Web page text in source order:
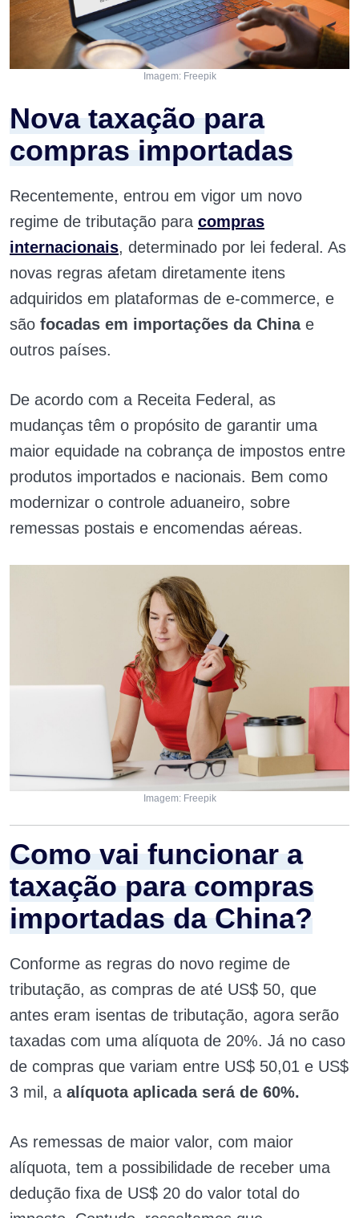
Imagem: Freepik
Nova taxação para
compras importadas
Recentemente, entrou em vigor um novo
regime de tributação para compras
internacionais, determinado por lei federal. As
novas regras afetam diretamente itens
adquiridos em plataformas de e-commerce, e
são focadas em importações da China e
outros países.
De acordo com a Receita Federal, as
mudanças têm o propósito de garantir uma
maior equidade na cobrança de impostos entre
produtos importados e nacionais. Bem como
modernizar o controle aduaneiro, sobre
remessas postais e encomendas aéreas.
Imagem: Freepik
Como vai funcionar a
taxação para compras
importadas da China?
Conforme as regras do novo regime de
tributação, as compras de até US$ 50, que
antes eram isentas de tributação, agora serão
taxadas com uma alíquota de 20%. Já no caso
de compras que variam entre US$ 50,01 e US$
3 mil, a alíquota aplicada será de 60%.
As remessas de maior valor, com maior
alíquota, tem a possibilidade de receber uma
dedução fixa de US$ 20 do valor total do